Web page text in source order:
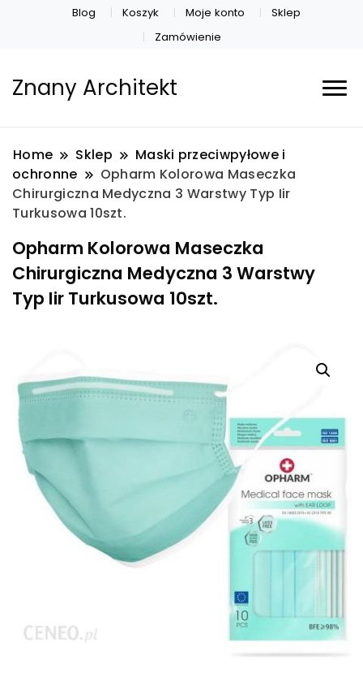
Blog Koszyk Moje konto
Sklep
Zamówienie
Znany Architekt
Home Sklep
Maski przeciwpyłowe i
ochronne
Opharm Kolorowa Maseczka
Chirurgiczna Medyczna 3 Warstwy Typ Iir
Turkusowa 10szt.
Opharm Kolorowa Maseczka
Chirurgiczna Medyczna 3 Warstwy
Typ Iir Turkusowa 10szt.